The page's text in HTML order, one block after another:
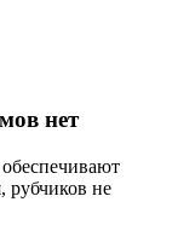
нет
рубчиков не